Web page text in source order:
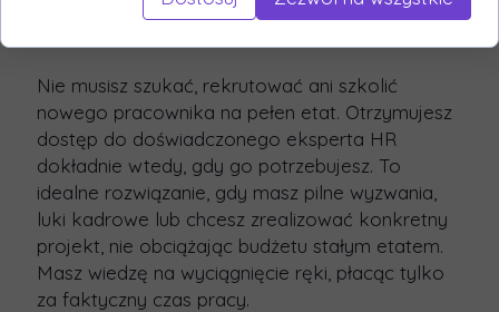
Ekspertyzę HR bez konieczności stałego
Nie musisz szukać, rekrutować ani szkolić
nowego pracownika na pełen etat. Otrzymujesz
dostęp do doświadczonego eksperta HR
dokładnie wtedy, gdy go potrzebujesz. To
idealne rozwiązanie, gdy masz pilne wyzwania,
luki kadrowe lub chcesz zrealizować konkretny
projekt, nie obciążając budżetu stałym etatem.
Masz wiedzę na wyciągnięcie ręki, płacąc tylko
za faktyczny czas pracy.